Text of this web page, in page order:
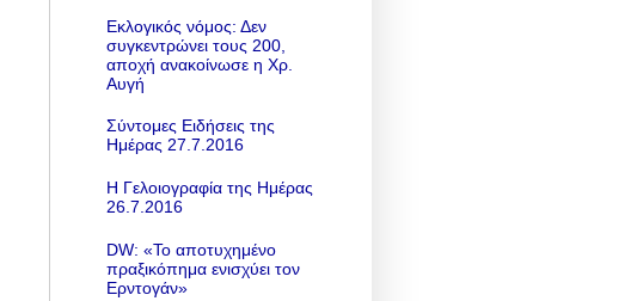
Εκλογικός νόμος: Δεν
συγκεντρώνει τους 200,
αποχή ανακοίνωσε η Χρ.
Αυγή
Σύντομες Ειδήσεις της
Ημέρας 27.7.2016
Η Γελοιογραφία της Ημέρας
26.7.2016
DW: «To αποτυχημένο
πραξικόπημα ενισχύει τον
Ερντογάν»